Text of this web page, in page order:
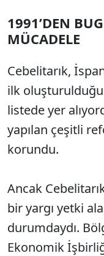
1991’DEN
MÜCADELE
Cebelitarık,
ilk oluşturulduğu
listede yer
yapılan çeşitli
korundu.
Ancak
bir yargı yetki
durumdaydı.
Ekonomik